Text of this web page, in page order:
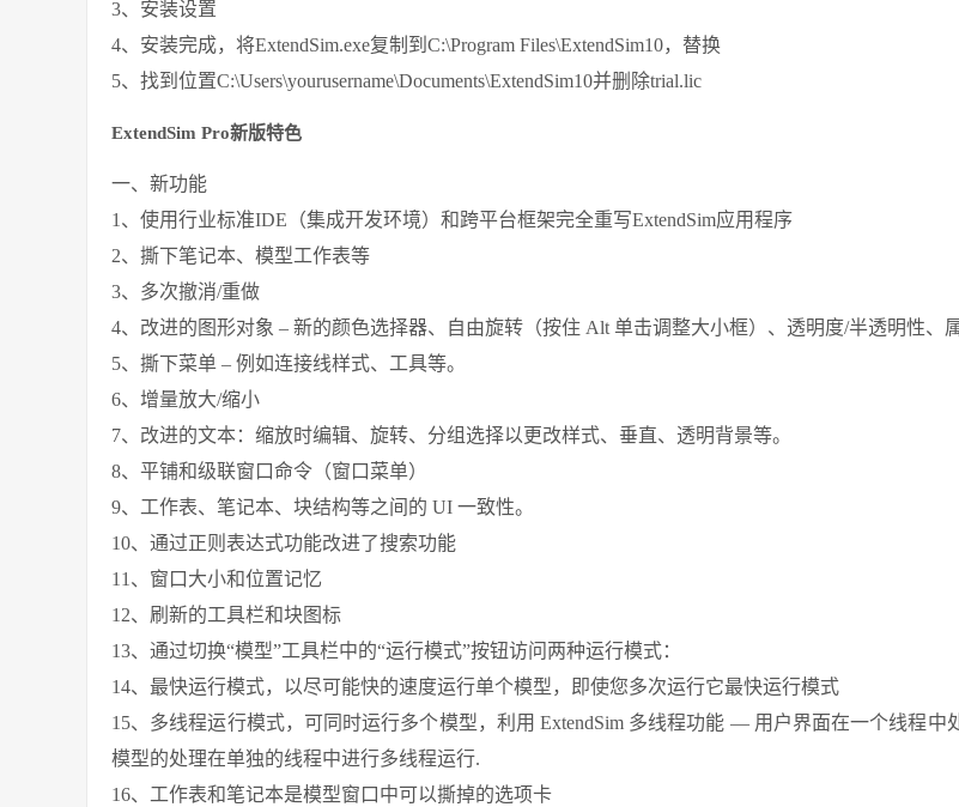
3、安装设置
4、安装完成，将ExtendSim.exe复制到C:\Program Files\ExtendSim10，替换
5、找到位置C:\Users\yourusername\Documents\ExtendSim10并删除trial.lic
ExtendSim Pro新版特色
一、新功能
1、使用行业标准IDE（集成开发环境）和跨平台框架完全重写ExtendSim应用程序
2、撕下笔记本、模型工作表等
3、多次撤消/重做
4、改进的图形对象 – 新的颜色选择器、自由旋转（按住 Alt 单击调整大小框）、透明度/半透明性、
5、撕下菜单 – 例如连接线样式、工具等。
6、增量放大/缩小
7、改进的文本：缩放时编辑、旋转、分组选择以更改样式、垂直、透明背景等。
8、平铺和级联窗口命令（窗口菜单）
9、工作表、笔记本、块结构等之间的 UI 一致性。
10、通过正则表达式功能改进了搜索功能
11、窗口大小和位置记忆
12、刷新的工具栏和块图标
13、通过切换“模型”工具栏中的“运行模式”按钮访问两种运行模式：
14、最快运行模式，以尽可能快的速度运行单个模型，即使您多次运行它最快运行模式
15、多线程运行模式，可同时运行多个模型，利用 ExtendSim 多线程功能 — 用户界面在一个线程中
模型的处理在单独的线程中进行多线程运行.
16、工作表和笔记本是模型窗口中可以撕掉的选项卡